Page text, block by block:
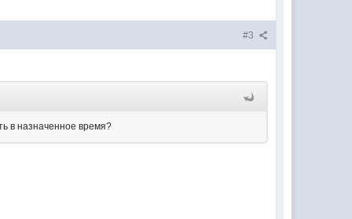
#3
в назначенное время?